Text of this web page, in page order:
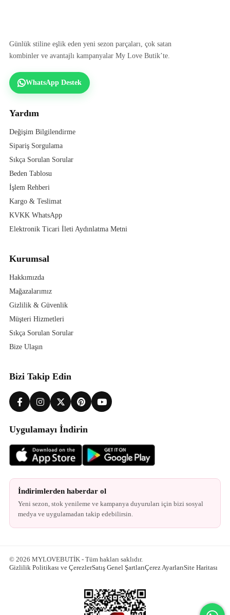
Günlük stiline eşlik eden yeni sezon parçaları, çok satan
kombinler ve avantajlı kampanyalar My Love Butik’te.
WhatsApp Destek
Yardım
Değişim Bilgilendirme
Sipariş Sorgulama
Sıkça Sorulan Sorular
Beden Tablosu
İşlem Rehberi
Kargo & Teslimat
KVKK WhatsApp
Elektronik Ticari İleti Aydınlatma Metni
Kurumsal
Hakkımızda
Mağazalarımız
Gizlilik & Güvenlik
Müşteri Hizmetleri
Sıkça Sorulan Sorular
Bize Ulaşın
Bizi Takip Edin
Uygulamayı İndirin
İndirimlerden haberdar ol
Yeni sezon, stok yenileme ve kampanya duyuruları için bizi sosyal
medya ve uygulamadan takip edebilirsin.
© 2026 MYLOVEBUTİK - Tüm hakları saklıdır.
Gizlilik Politikası ve ÇerezlerSatış Genel ŞartlarıÇerez AyarlarıSite Haritası